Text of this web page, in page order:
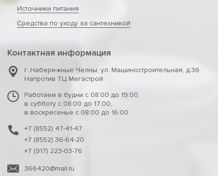
Источники питания
Средства по уходу за сантехникой
Контактная информация
г. Набережные Челны, ул. Машиностроительная, д.36.
Напротив ТЦ Мегастрой
Работаем в будни с 08:00 до 19:00,
в субботу с 08:00 до 17:00,
в воскресенье с 08:00 до 16:00
+7 (8552) 47-41-47
+7 (8552) 36-64-20
+7 (917) 223-03-76
366420@mail.ru